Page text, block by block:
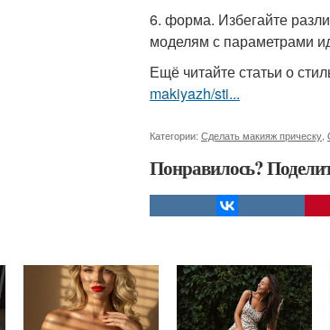
6. форма. Избегайте
моделям с параметрами
Ещё читайте статьи о
makiyazh/sti...
Категории: Сделать макияж прическу
Понравилось?